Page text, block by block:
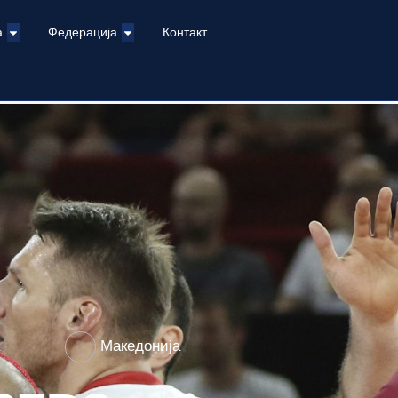
Федерација Контакт
Македонија